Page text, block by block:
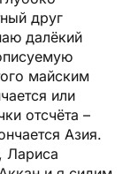
друг
далёкий
майским
или
отсчёта –
Азия.
Лариса